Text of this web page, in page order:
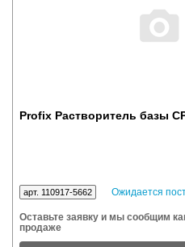
Profix Растворитель базы
арт. 110917-5662 Ожидается
Оставьте заявку и мы сообщим
продаже